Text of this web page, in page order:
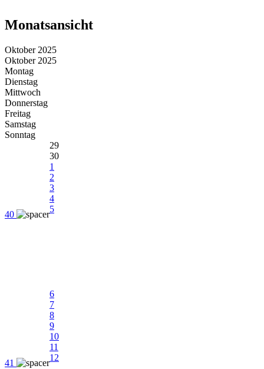
Monatsansicht
Oktober 2025
Oktober 2025
Montag
Dienstag
Mittwoch
Donnerstag
Freitag
Samstag
Sonntag
40
29
30
1
2
3
4
5
41
6
7
8
9
10
11
12